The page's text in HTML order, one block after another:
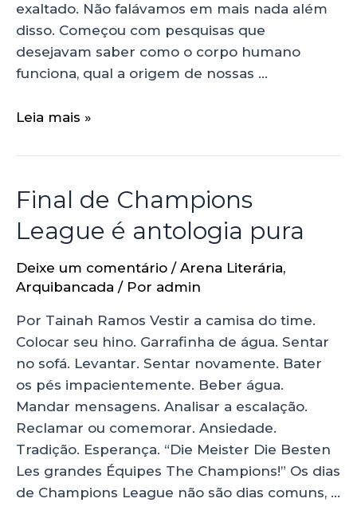
exaltado. Não falávamos em mais nada além
disso. Começou com pesquisas que
desejavam saber como o corpo humano
funciona, qual a origem de nossas …
Leia mais »
Final de Champions
League é antologia pura
Deixe um comentário / Arena Literária,
Arquibancada / Por admin
Por Tainah Ramos Vestir a camisa do time.
Colocar seu hino. Garrafinha de água. Sentar
no sofá. Levantar. Sentar novamente. Bater
os pés impacientemente. Beber água.
Mandar mensagens. Analisar a escalação.
Reclamar ou comemorar. Ansiedade.
Tradição. Esperança. “Die Meister Die Besten
Les grandes Équipes The Champions!” Os dias
de Champions League não são dias comuns, …